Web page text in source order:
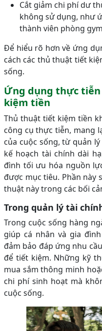
Cắt giảm chi phí dư
không sử dụng, như
thành viên phòng
Để hiểu rõ hơn về ứng
cách các thủ thuật tiết
sống.
Ứng dụng thực
kiệm tiền
Thủ thuật tiết kiệm tiền
công cụ thực tiễn, mang
của cuộc sống, từ quản
kế hoạch tài chính dài
đình tối ưu hóa nguồn
được mục tiêu. Phần này
thuật này trong các bối
Trong quản lý tài
Trong cuộc sống hàng
giúp cá nhân và gia
đảm bảo đáp ứng nhu
để tiết kiệm. Những kỹ
mua sắm thông minh
chi phí sinh hoạt mà
cuộc sống.